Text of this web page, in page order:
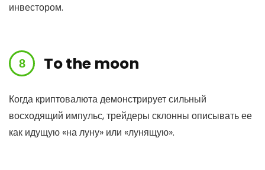
инвестором.
To the moon
Когда криптовалюта демонстрирует сильный
восходящий импульс, трейдеры склонны описывать ее
как идущую «на луну» или «лунящую».